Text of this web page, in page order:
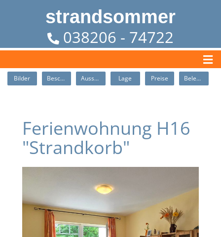
strandsommer
038206 - 74722
Bilder Beschreibung Ausstattung Lage Preise Belegung
Ferienwohnung H16
"Strandkorb"